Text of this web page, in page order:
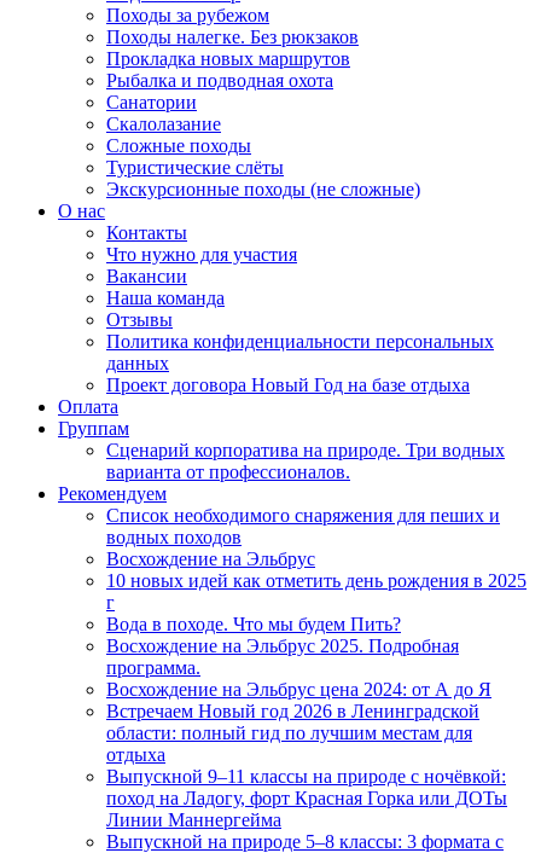
Походы за рубежом
Походы налегке. Без рюкзаков
Прокладка новых маршрутов
Рыбалка и подводная охота
Санатории
Скалолазание
Сложные походы
Туристические слёты
Экскурсионные походы (не сложные)
О нас
Контакты
Что нужно для участия
Вакансии
Наша команда
Отзывы
Политика конфиденциальности персональных
данных
Проект договора Новый Год на базе отдыха
Оплата
Группам
Сценарий корпоратива на природе. Три водных
варианта от профессионалов.
Рекомендуем
Список необходимого снаряжения для пеших и
водных походов
Восхождение на Эльбрус
10 новых идей как отметить день рождения в 2025
г
Вода в походе. Что мы будем Пить?
Восхождение на Эльбрус 2025. Подробная
программа.
Восхождение на Эльбрус цена 2024: от А до Я
Встречаем Новый год 2026 в Ленинградской
области: полный гид по лучшим местам для
отдыха
Выпускной 9–11 классы на природе с ночёвкой:
поход на Ладогу, форт Красная Горка или ДОТы
Линии Маннергейма
Выпускной на природе 5–8 классы: 3 формата с